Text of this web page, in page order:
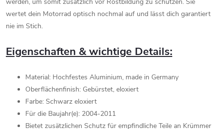
werden, um somit zusätzlich vor Rostbildung zu schützen. Sie
wertet dein Motorrad optisch nochmal auf und lässt dich garantiert
nie im Stich.
Eigenschaften & wichtige Details:
Material: Hochfestes Aluminium, made in Germany
Oberflächenfinish: Gebürstet, eloxiert
Farbe: Schwarz eloxiert
Für die Baujahr(e): 2004-2011
Bietet zusätzlichen Schutz für empfindliche Teile an Krümmer